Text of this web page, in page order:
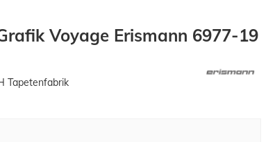
Voyage Erismann 6977-19
Tapetenfabrik